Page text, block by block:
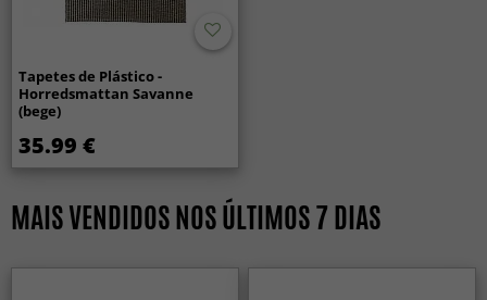
Tapetes de Plástico -
Horredsmattan Savanne
(bege)
35.99 €
MAIS VENDIDOS NOS ÚLTIMOS 7 DIAS